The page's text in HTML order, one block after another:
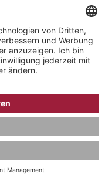
Watchandco GmbH